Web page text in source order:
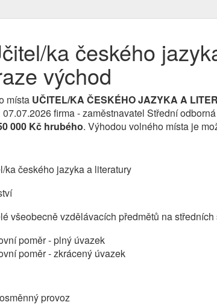
ka českého
východ
místa UČITEL/KA ČESKÉHO JAZYKA A
firma - zaměstnavatel Střední
000 Kč hrubého. Výhodou volného místa je
ka českého jazyka a literatury
všeobecně vzdělávacích předmětů na středních
poměr - plný úvazek
poměr - zkrácený úvazek
provoz